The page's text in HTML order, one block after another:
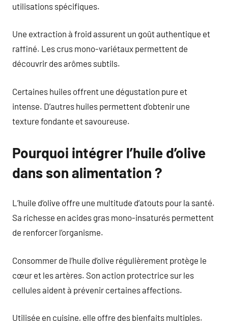
utilisations spécifiques.
Une extraction à froid assurent un goût authentique et
raffiné. Les crus mono-variétaux permettent de
découvrir des arômes subtils.
Certaines huiles offrent une dégustation pure et
intense. D’autres huiles permettent d’obtenir une
texture fondante et savoureuse.
Pourquoi intégrer l’huile d’olive
dans son alimentation ?
L’huile d’olive offre une multitude d’atouts pour la santé.
Sa richesse en acides gras mono-insaturés permettent
de renforcer l’organisme.
Consommer de l’huile d’olive régulièrement protège le
cœur et les artères. Son action protectrice sur les
cellules aident à prévenir certaines affections.
Utilisée en cuisine, elle offre des bienfaits multiples.